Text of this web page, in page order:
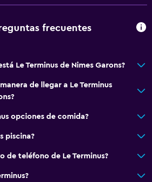
frecuentes
Le Terminus de Nimes Garons?
de llegar a Le Terminus
opciones de comida?
piscina?
de teléfono de Le Terminus?